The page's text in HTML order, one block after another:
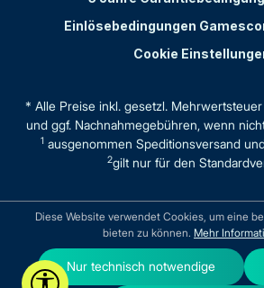
Einlösebedingungen
Cookie
* Alle Preise inkl. gesetzl.
und ggf. Nachnahmegebühren, wenn
1ausgenommen Speditionsversand
2gilt nur für den
Werkzeugleiste anzeigen
Diese Website verwendet Cookies, um eine
bieten zu können. Mehr
Nur technisch notwendige